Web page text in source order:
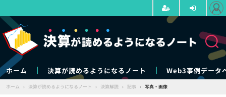
ホーム 決算が読めるようになるノート Web3事例データ
ホーム › 決算が読めるようになるノート › 決算解説 › 記事 › 写真・画像